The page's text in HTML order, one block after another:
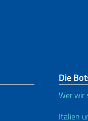
Die
Wer wir
Italien